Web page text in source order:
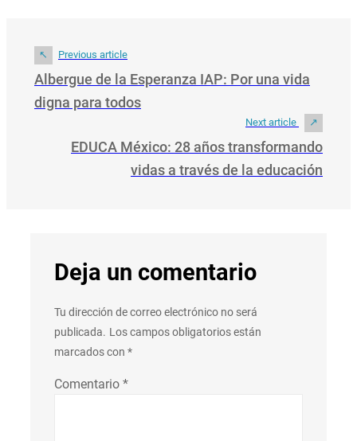
Previous article
Albergue de la Esperanza IAP: Por una vida
digna para todos
Next article
EDUCA México: 28 años transformando
vidas a través de la educación
Deja un comentario
Tu dirección de correo electrónico no será
publicada. Los campos obligatorios están
marcados con *
Comentario *